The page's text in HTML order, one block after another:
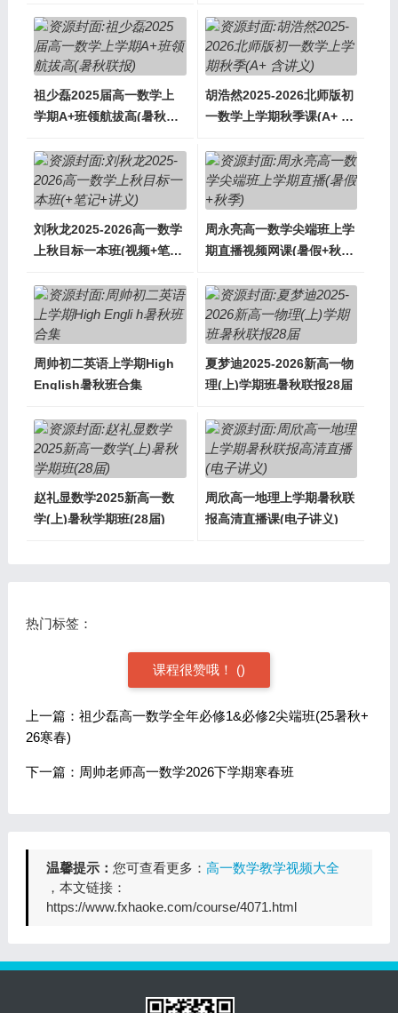
祖少磊2025届高一数学上
学期A+班领航拔高(暑秋联
胡浩然2025-2026北师版初
一数学上学期秋季课(A+ 含
刘秋龙2025-2026高一数学
上秋目标一本班(视频+笔记
周永亮高一数学尖端班上学
期直播视频网课(暑假+秋
周帅初二英语上学期High
English暑秋班合集
夏梦迪2025-2026新高一物
理(上)学期班暑秋联报28届
赵礼显数学2025新高一数
学(上)暑秋学期班(28届)
周欣高一地理上学期暑秋联
报高清直播课(电子讲义)
热门标签：
课程很赞哦！ ()
上一篇：祖少磊高一数学全年必修1&必修2尖端班(25暑秋+
26寒春)
下一篇：周帅老师高一数学2026下学期寒春班
温馨提示： 您可查看更多： 高一数学教学视频大全
，本文链接：
https://www.fxhaoke.com/course/4071.html